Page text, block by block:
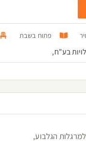
פתוח בשבת
בע"ח,
הגלבוע,